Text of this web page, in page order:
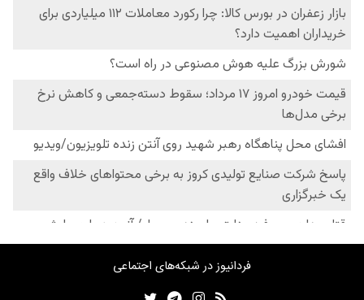
فردانیوز در شبکه‌های اجتماعی